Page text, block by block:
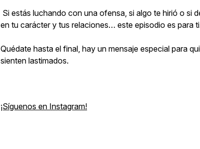
Si estás luchando con una ofensa, si algo te hirió o si
en tu carácter y tus relaciones… este episodio es para
Quédate hasta el final, hay un mensaje especial para
sienten lastimados.
¡Síguenos en Instagram!